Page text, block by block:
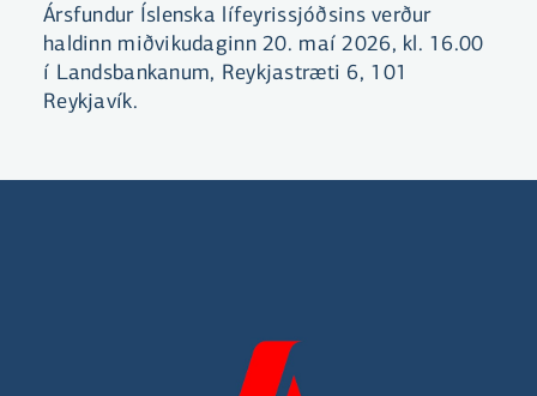
Ársfundur Íslenska lífeyrissjóðsins verður
haldinn miðvikudaginn 20. maí 2026, kl. 16.00
í Landsbankanum, Reykjastræti 6, 101
Reykjavík.